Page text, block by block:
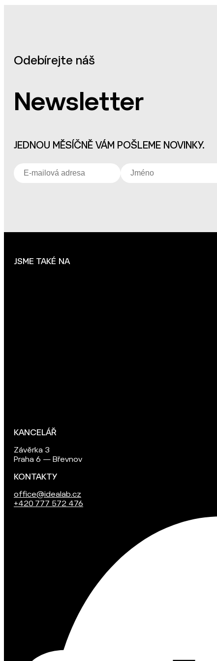
Odebírejte náš
Newsletter
JEDNOU MĚSÍČNĚ VÁM POŠLEME NOVINKY.
JSME TAKÉ NA
KANCELÁŘ
Závěrka 3
Praha 6 — Břevnov
KONTAKTY
office@idealab.cz
+420 777 572 476